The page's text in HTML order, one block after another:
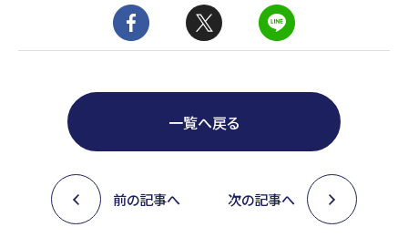
一覧へ戻る
前の記事へ 次の記事へ